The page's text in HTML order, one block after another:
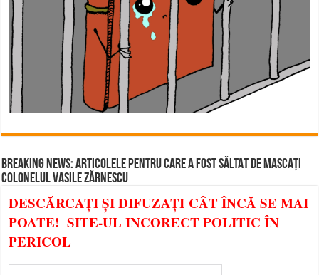
BREAKING NEWS: ARTICOLELE PENTRU CARE A FOST SĂLTAT DE MASCAȚI
COLONELUL VASILE ZĂRNESCU
DESCĂRCAȚI ȘI DIFUZAȚI CÂT ÎNCĂ SE MAI
POATE! SITE-UL INCORECT POLITIC ÎN
PERICOL